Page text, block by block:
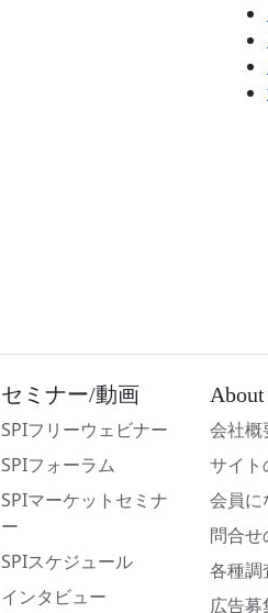
セミナー/動画
SPIフリーウェビナー
SPIフォーラム
SPIマーケットセミナ
ー
SPIスケジュール
インタビュー
会社概
サイト
会員に
問合せ
各種調
広告募